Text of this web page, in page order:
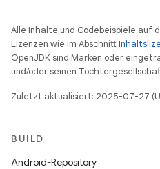
Alle Inhalte und Codebeispiele auf
Lizenzen wie im Abschnitt
OpenJDK sind Marken oder
und/oder seinen
Zuletzt aktualisiert: 2025-07-27
BUILD
Android-Repository